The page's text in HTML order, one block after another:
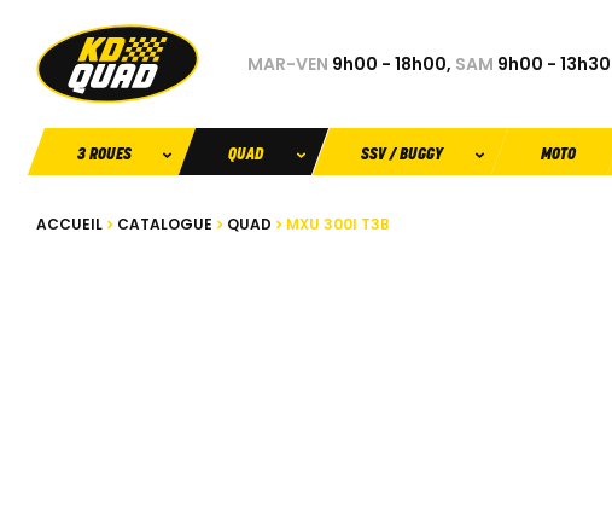
MAR-VEN 9h00 - 18h00, SAM 9h00 - 13h30
3 ROUES QUAD SSV / BUGGY MOTO
ACCUEIL CATALOGUE QUAD MXU 300I T3B